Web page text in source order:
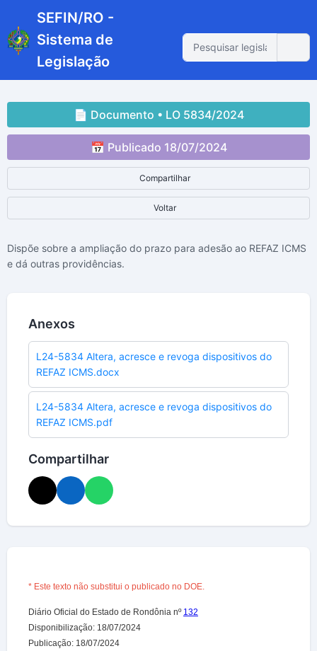
SEFIN/RO -
Sistema de
Legislação
📄 Documento • LO 5834/2024
📅 Publicado 18/07/2024
Compartilhar
Voltar
Dispõe sobre a ampliação do prazo para adesão ao REFAZ ICMS
e dá outras providências.
Anexos
L24-5834 Altera, acresce e revoga dispositivos do
REFAZ ICMS.docx
L24-5834 Altera, acresce e revoga dispositivos do
REFAZ ICMS.pdf
Compartilhar